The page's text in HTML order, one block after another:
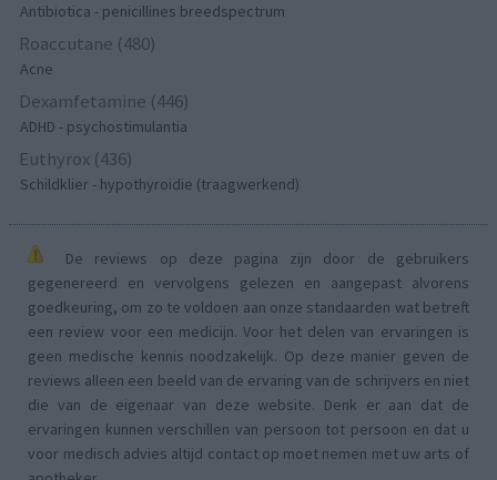
Antibiotica - penicillines breedspectrum
Roaccutane (480)
Acne
Dexamfetamine (446)
ADHD - psychostimulantia
Euthyrox (436)
Schildklier - hypothyroidie (traagwerkend)
De reviews op deze pagina zijn door de gebruikers
gegenereerd en vervolgens gelezen en aangepast alvorens
goedkeuring, om zo te voldoen aan onze standaarden wat betreft
een review voor een medicijn. Voor het delen van ervaringen is
geen medische kennis noodzakelijk. Op deze manier geven de
reviews alleen een beeld van de ervaring van de schrijvers en niet
die van de eigenaar van deze website. Denk er aan dat de
ervaringen kunnen verschillen van persoon tot persoon en dat u
voor medisch advies altijd contact op moet nemen met uw arts of